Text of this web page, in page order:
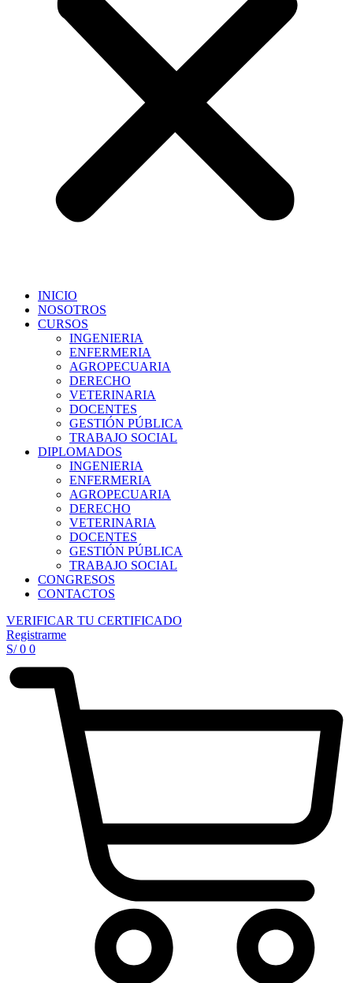
INICIO
NOSOTROS
CURSOS
INGENIERIA
ENFERMERIA
AGROPECUARIA
DERECHO
VETERINARIA
DOCENTES
GESTIÓN PÚBLICA
TRABAJO SOCIAL
DIPLOMADOS
INGENIERIA
ENFERMERIA
AGROPECUARIA
DERECHO
VETERINARIA
DOCENTES
GESTIÓN PÚBLICA
TRABAJO SOCIAL
CONGRESOS
CONTACTOS
VERIFICAR TU CERTIFICADO
Registrarme
S/0 0